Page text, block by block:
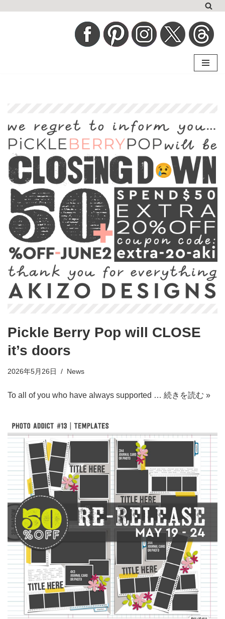
キ
ッ
プ
Pickle Berry Pop will CLOSE
it’s doors
2026年5月26日 News
To all of you who have always supported … 続きを読む »